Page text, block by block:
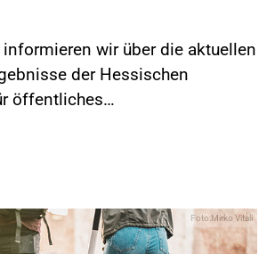
wir über die aktuellen
der Hessischen
öffentliches…
Foto:Mirko Vitali